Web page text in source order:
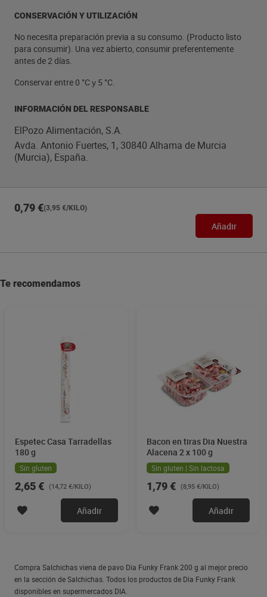
CONSERVACIÓN Y UTILIZACIÓN
No necesita preparación previa a su consumo. (Producto listo
para consumir). Una vez abierto, consumir preferentemente
antes de 2 días.
Conservar entre 0 °C у 5 °C.
INFORMACIÓN DEL RESPONSABLE
ElPozo Alimentación, S.A.
Avda. Antonio Fuertes, 1, 30840 Alhama de Murcia
(Murcia), España.
0,79 €(3,95 €/KILO)
Añadir
Te recomendamos
Espetec Casa Tarradellas
180 g
Sin gluten
2,65 € (14,72 €/KILO)
Añadir
Bacon en tiras Dia Nuestra
Alacena 2 x 100 g
Sin gluten | Sin lactosa
1,79 € (8,95 €/KILO)
Añadir
Compra Salchichas viena de pavo Dia Funky Frank 200 g al mejor precio
en la sección de Salchichas. Todos los productos de Dia Funky Frank
disponibles en supermercados DIA.